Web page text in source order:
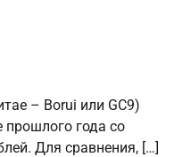
– Borui или GC9)
года со
Для сравнения, […]